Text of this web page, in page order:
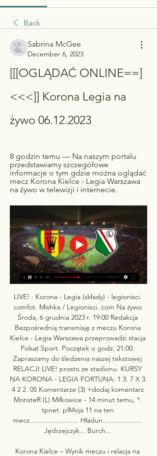
Back
Sabrina McGee
December 6, 2023
[[[OGLĄDAĆ ONLINE==]
<<<]] Korona Legia na
żywo 06.12.2023
8 godzin temu — Na naszym portalu
przedstawiamy szczegółowe
informacje o tym gdzie można oglądać
mecz Korona Kielce - Legia Warszawa
na żywo w telewizji i internecie.
LIVE! : Korona - Legia (składy) - legionisci.
comfot. Mishka / Legionisci. com Na żywo
Środa, 6 grudnia 2023 r. 19:00 Redakcja
Bezpośrednią transmisję z meczu Korona
Kielce - Legia Warszawa przeprowadzi stacja
Polsat Sport. Początek o godz. 21:00.
Zapraszamy do śledzenia naszej tekstowej
RELACJI LIVE! prosto ze stadionu. KURSY
NA KORONA - LEGIA FORTUNA: 1 3. 7 X 3.
4 2 2. 05 Komentarze (3) +dodaj komentarz
MonsteR (L) Miłkowice - 14 minut temu, *.
tpnet. plMoja 11 na ten
mecz......................... Hładun....................
Jędrzejczyk... Burch...
Korona Kielce – Wynik meczu i relacja na